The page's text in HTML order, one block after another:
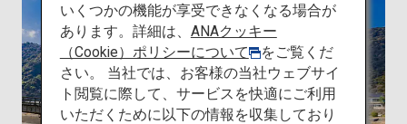
旅のアイデア
行き先
いくつかの機能が享受できなくなる場合が
あります。詳細は、 ANAクッキー
（Cookie）ポリシーについて
をご覧くだ
さい。 当社では、お客様の当社ウェブサイ
ト閲覧に際して、サービスを快適にご利用
いただくために以下の情報を収集しており